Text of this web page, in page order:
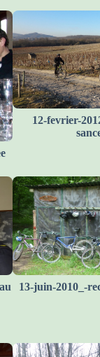
12-fevrier-
13-juin-2010_-